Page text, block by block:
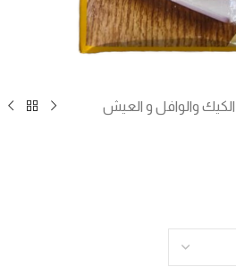
والوافل و العيش